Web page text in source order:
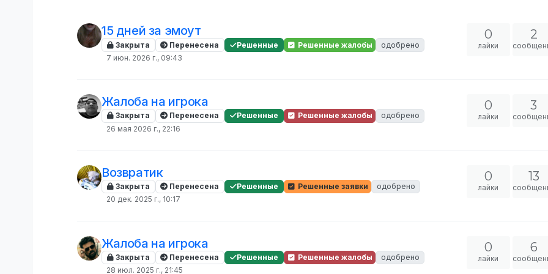
15 дней за эмоут
Закрыта Перенесена Решенные Решенные жалобы
одобрено
7 июн. 2026 г., 09:43
0
лайки
2
Жалоба на игрока
Закрыта Перенесена Решенные Решенные жалобы
одобрено
26 мая 2026 г., 22:16
0
лайки
3
Возвратик
Закрыта Перенесена Решенные Решенные заявки
одобрено
20 дек. 2025 г., 10:17
0
лайки
13
Жалоба на игрока
Закрыта Перенесена Решенные Решенные жалобы
одобрено
28 июл. 2025 г., 21:45
0
лайки
6